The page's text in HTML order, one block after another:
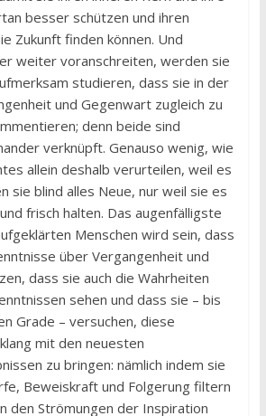
besser schützen und ihren
Zukunft finden können. Und
weiter voranschreiten, werden sie
studieren, dass sie in der
und Gegenwart zugleich zu
denn beide sind
verknüpft. Genauso wenig, wie
allein deshalb verurteilen, weil es
sie blind alles Neue, nur weil sie es
frisch halten. Das augenfälligste
Menschen wird sein, dass
über Vergangenheit und
dass sie auch die Wahrheiten
sehen und dass sie – bis
Grade – versuchen, diese
mit den neuesten
zu bringen: nämlich indem sie
Beweiskraft und Folgerung filtern
den Strömungen der Inspiration